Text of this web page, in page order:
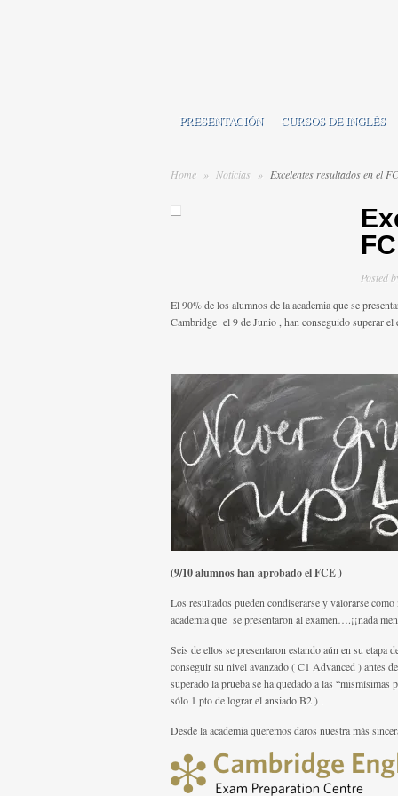
PRESENTACIÓN CURSOS DE INGLÉS
Home » Noticias » Excelentes resultados en el
Posted
El 90% de los alumnos de la academia que se
Cambridge el 9 de Junio , han conseguido superar
(9/10 alumnos han aprobado el FCE )
Los resultados pueden condiserarse y valorarse
academia que se presentaron al examen….¡¡nada
Seis de ellos se presentaron estando aún en su etapa
conseguir su nivel avanzado ( C1 Advanced ) antes
superado la prueba se ha quedado a las
sólo 1 pto de lograr el ansiado B2 ) .
Desde la academia queremos daros nuestra más